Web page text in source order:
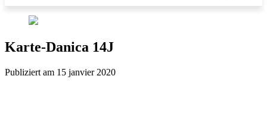
Karte-Danica 14J
Publiziert am 15 janvier 2020